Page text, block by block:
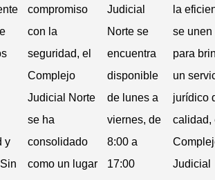
y
compromiso
con la
seguridad, el
Complejo
Judicial Norte
se ha
consolidado
como un lugar
Judicial
Norte se
encuentra
disponible
de lunes a
viernes, de
8:00 a
17:00
la
se unen
para
un
jurídico
calidad,
Judicial